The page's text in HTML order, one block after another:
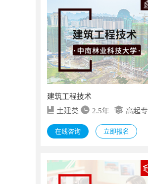
建筑工程技术
土建类
2.5年 高起专
在线咨询 立即报名